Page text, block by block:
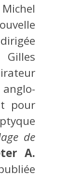
pour
de
A.